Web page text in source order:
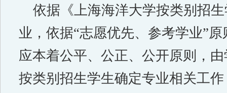
依据《上海海洋大学按类别招
业，依据“志愿优先、参考学业”
应本着公平、公正、公开原则，
按类别招生学生确定专业相关工